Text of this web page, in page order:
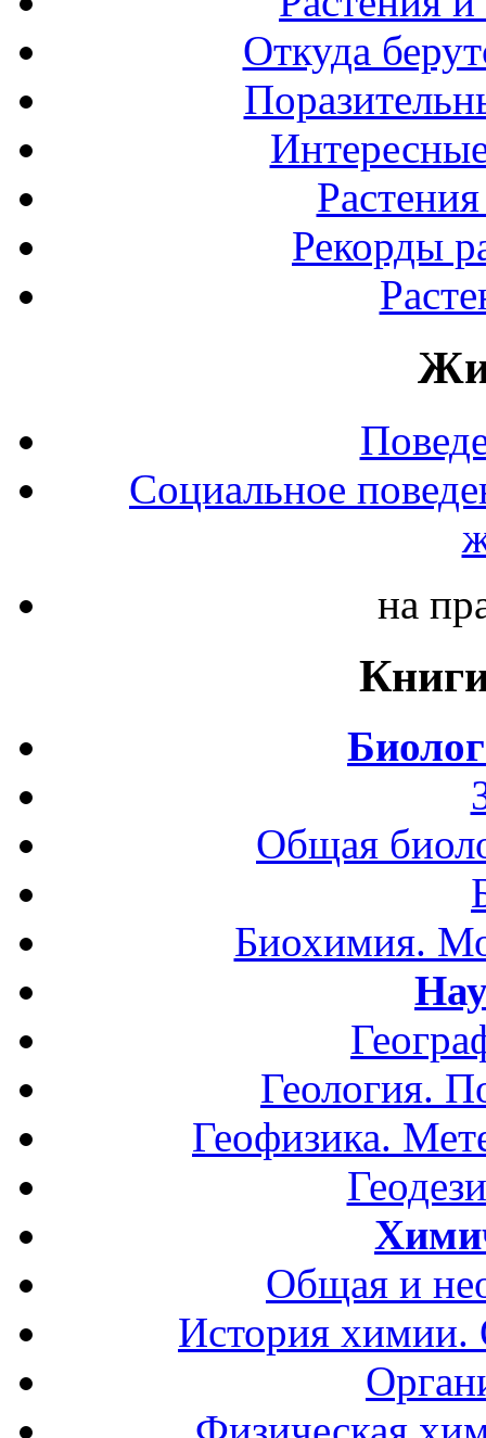
Откуда
Рекорды
Социальное
на
Общая
Биохимия.
Геология.
Геофизика.
Общая и
История